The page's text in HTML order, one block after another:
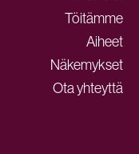
Töitämme
Aiheet
Näkemykset
Ota yhteyttä